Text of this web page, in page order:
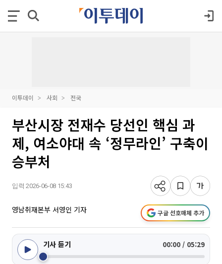
이투데이 사회 전국
부산시장 전재수 당선인 핵심 과
제, 여소야대 속 ‘정무라인’ 구축이
승부처
입력 2026-06-08 15:43
영남취재본부 서영인 기자 구글 선호매체 추가
기사 듣기 00:00 / 05:29